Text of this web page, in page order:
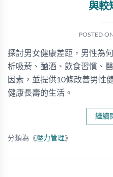
與較
POSTED ON
探討男女健康差距，男性為
析吸菸、酗酒、飲食習慣、
因素，並提供10條改善男性
健康長壽的生活。
繼續
分類為《壓力管理》